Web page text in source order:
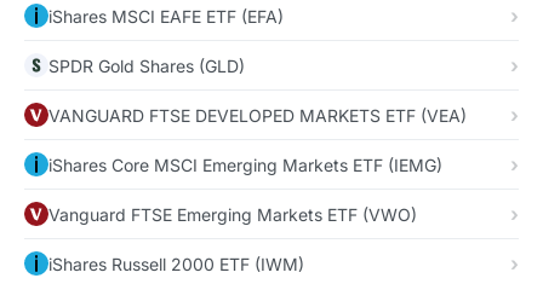
iShares MSCI EAFE ETF (EFA)
SPDR Gold Shares (GLD)
VANGUARD FTSE DEVELOPED MARKETS ETF (VEA)
iShares Core MSCI Emerging Markets ETF (IEMG)
Vanguard FTSE Emerging Markets ETF (VWO)
iShares Russell 2000 ETF (IWM)